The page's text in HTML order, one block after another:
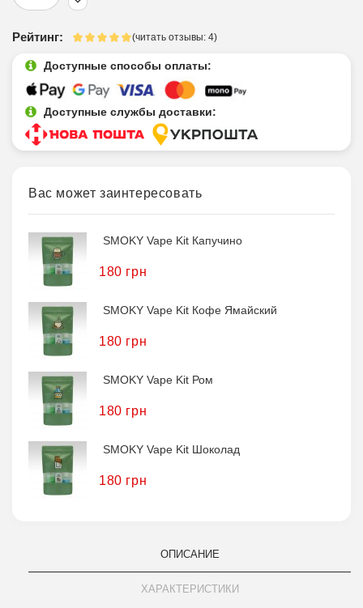
Рейтинг: (читать отзывы: 4)
Доступные способы оплаты:
Доступные службы доставки:
Вас может заинтересовать
SMOKY Vape Kit Капучино
180 грн
SMOKY Vape Kit Кофе Ямайский
180 грн
SMOKY Vape Kit Ром
180 грн
SMOKY Vape Kit Шоколад
180 грн
ОПИСАНИЕ
ХАРАКТЕРИСТИКИ